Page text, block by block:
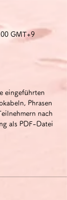
GMT+9
eingeführten
Phrasen
nach
als PDF-Datei